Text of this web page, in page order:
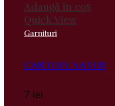
Adaugă în coș
Quick View
Garnituri
CARTOFI NATUR
7 lei